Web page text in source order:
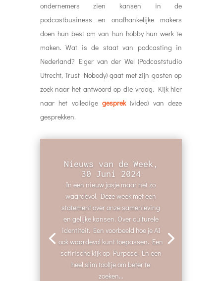
ondernemers zien kansen in de
podcastbusiness en onafhankelijke makers
doen hun best om van hun hobby hun werk te
maken. Wat is de staat van podcasting in
Nederland? Elger van der Wel (Podcaststudio
Utrecht, Trust Nobody) gaat met zijn gasten op
zoek naar het antwoord op die vraag. Kijk hier
naar het volledige gesprek(video) van deze
gesprekken.
Nieuws van de Week,
30 Juni 2024
In een nieuw jasje maar net zo
waardevol. Deze week met een
statement over onze samenleving
en gelijke kansen. Over culturele
identiteit. Een voorbeeld hoe je AI
ook waardevol kunt toepassen. Een
satirische kijk op Purpose. En een
heel slim tooltje om beter te
zoeken...